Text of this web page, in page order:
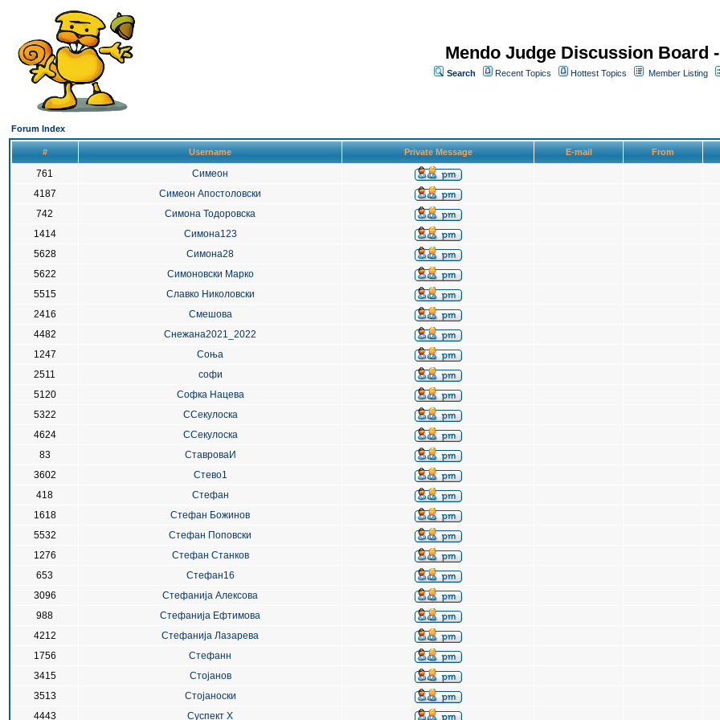
Mendo Judge Discussion Board
Search Recent Topics Hottest Topics Member Listing
Forum Index
# Username Private Message E-mail From
761
Симеон
4187
Симеон Апостоловски
742
Симона Тодоровска
1414
Симона123
5628
Симона28
5622
Симоновски Марко
5515
Славко Николовски
2416
Смешова
4482
Снежана2021_2022
1247
Соња
2511
софи
5120
Софка Нацева
5322
ССeкулоска
4624
ССекулоска
83
СтавроваИ
3602
Стево1
418
Стефан
1618
Стефан Божинов
5532
Стефан Поповски
1276
Стефан Станков
653
Стефан16
3096
Стефанија Алексова
988
Стефанија Ефтимова
4212
Стефанија Лазарева
1756
Стефанн
3415
Стојанов
3513
Стојаноски
4443
Суспект Х